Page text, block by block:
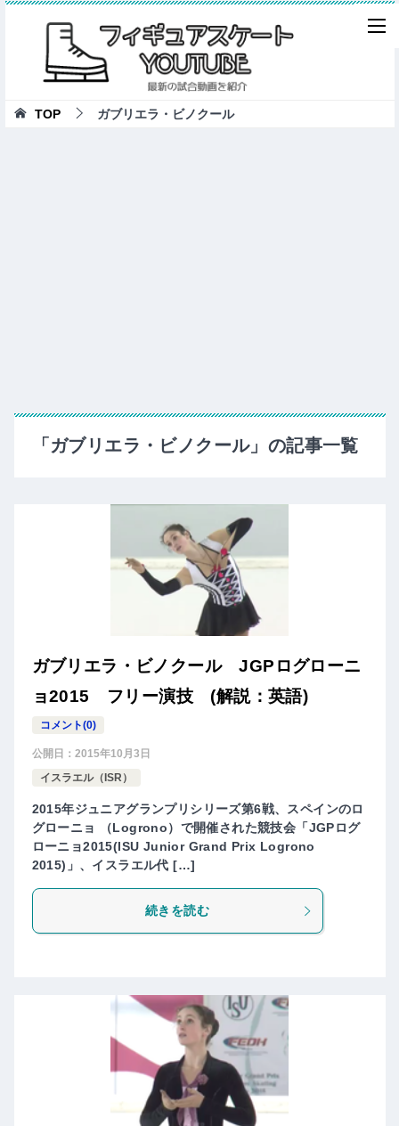
TOP ガブリエラ・ビノクール
「ガブリエラ・ビノクール」の記事一覧
ガブリエラ・ビノクール JGPログローニ
ョ2015 フリー演技 (解説：英語)
コメント(0)
公開日： 2015年10月3日
イスラエル（ISR）
2015年ジュニアグランプリシリーズ第6戦、スペインのロ
グローニョ （Logrono）で開催された競技会「JGPログ
ローニョ2015(ISU Junior Grand Prix Logrono
2015)」、イスラエル代 […]
続きを読む